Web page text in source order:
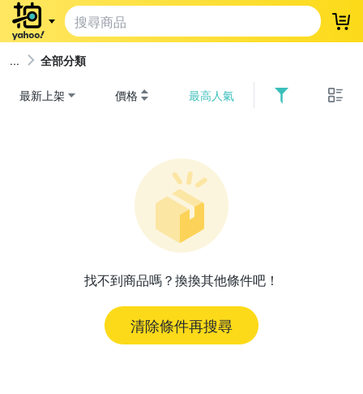
登
全部分類
最新上架 價格 最高人氣
找不到商品嗎？換換其他條件吧！
清除條件再搜尋